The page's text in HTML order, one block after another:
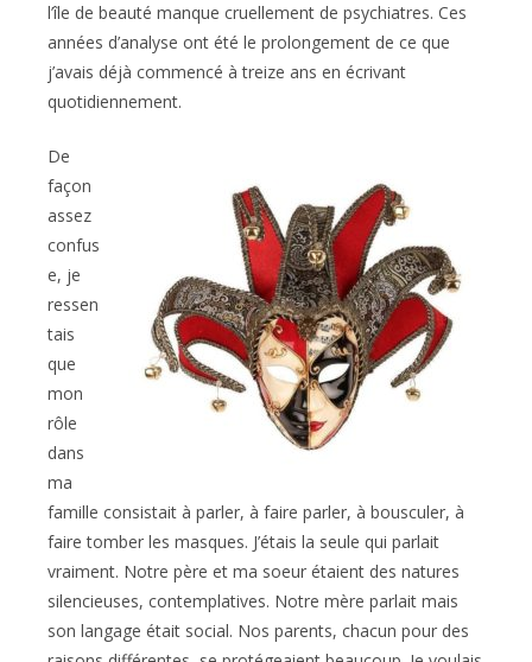
l’île de beauté manque cruellement de psychiatres. Ces
années d’analyse ont été le prolongement de ce que
j’avais déjà commencé à treize ans en écrivant
quotidiennement.
De
façon
assez
confus
e, je
ressen
tais
que
mon
rôle
dans
ma
famille consistait à parler, à faire parler, à bousculer, à
faire tomber les masques. J’étais la seule qui parlait
vraiment. Notre père et ma soeur étaient des natures
silencieuses, contemplatives. Notre mère parlait mais
son langage était social. Nos parents, chacun pour des